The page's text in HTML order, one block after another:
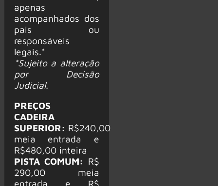
apenas
acompanhados dos
pais ou
responsáveis
legais.*
*Sujeito a alteração
por Decisão
Judicial.
PREÇOS
CADEIRA
SUPERIOR: R$240,00
meia entrada e
R$480,00 inteira
PISTA COMUM: R$
290,00 meia
entrada e R$